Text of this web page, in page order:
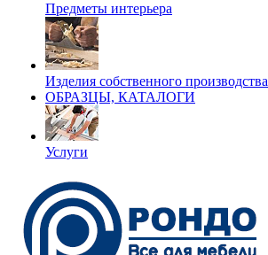
Предметы интерьера
Изделия собственного производства
ОБРАЗЦЫ, КАТАЛОГИ
Услуги